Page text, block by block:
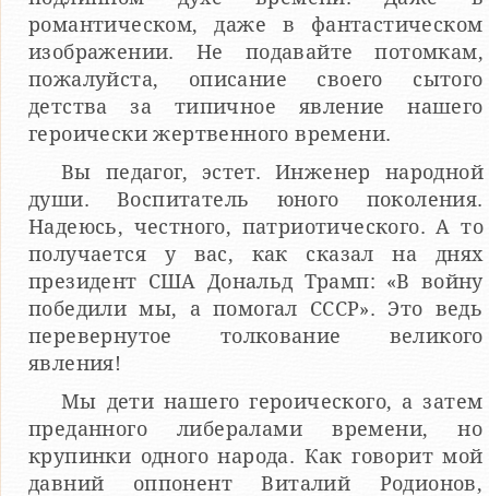
романтическом, даже в фантастическом
изображении. Не подавайте потомкам,
пожалуйста, описание своего сытого
детства за типичное явление нашего
героически жертвенного времени.
Вы педагог, эстет. Инженер народной
души. Воспитатель юного поколения.
Надеюсь, честного, патриотического. А то
получается у вас, как сказал на днях
президент США Дональд Трамп: «В войну
победили мы, а помогал СССР». Это ведь
перевернутое толкование великого
явления!
Мы дети нашего героического, а затем
преданного либералами времени, но
крупинки одного народа. Как говорит мой
давний оппонент Виталий Родионов,